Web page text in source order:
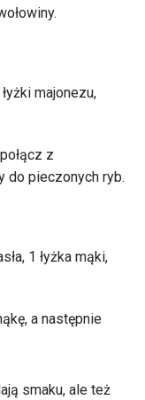
majonezu,
z
do pieczonych ryb.
1 łyżka mąki,
a następnie
smaku, ale też